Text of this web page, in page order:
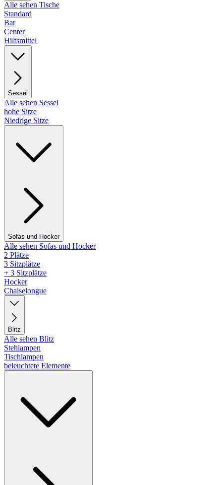
Alle sehen Tische
Standard
Bar
Center
Hilfsmittel
Sessel
Alle sehen Sessel
hohe Sitze
Niedrige Sitze
Sofas und Hocker
Alle sehen Sofas und Hocker
2 Plätze
3 Sitzplätze
+ 3 Sitzplätze
Hocker
Chaiselongue
Blitz
Alle sehen Blitz
Stehlampen
Tischlampen
beleuchtete Elemente